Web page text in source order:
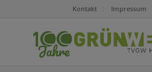
Kontakt Impressum